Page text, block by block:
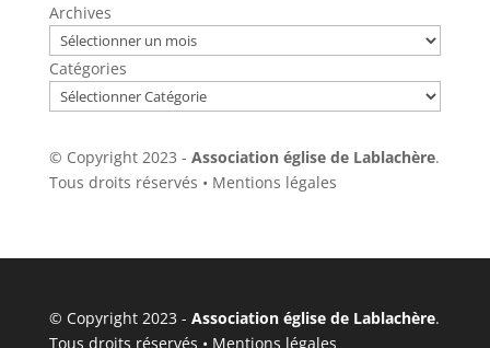
Archives
Catégories
© Copyright 2023 - Association église de Lablachère.
Tous droits réservés • Mentions légales
© Copyright 2023 - Association église de Lablachère.
Tous droits réservés • Mentions légales